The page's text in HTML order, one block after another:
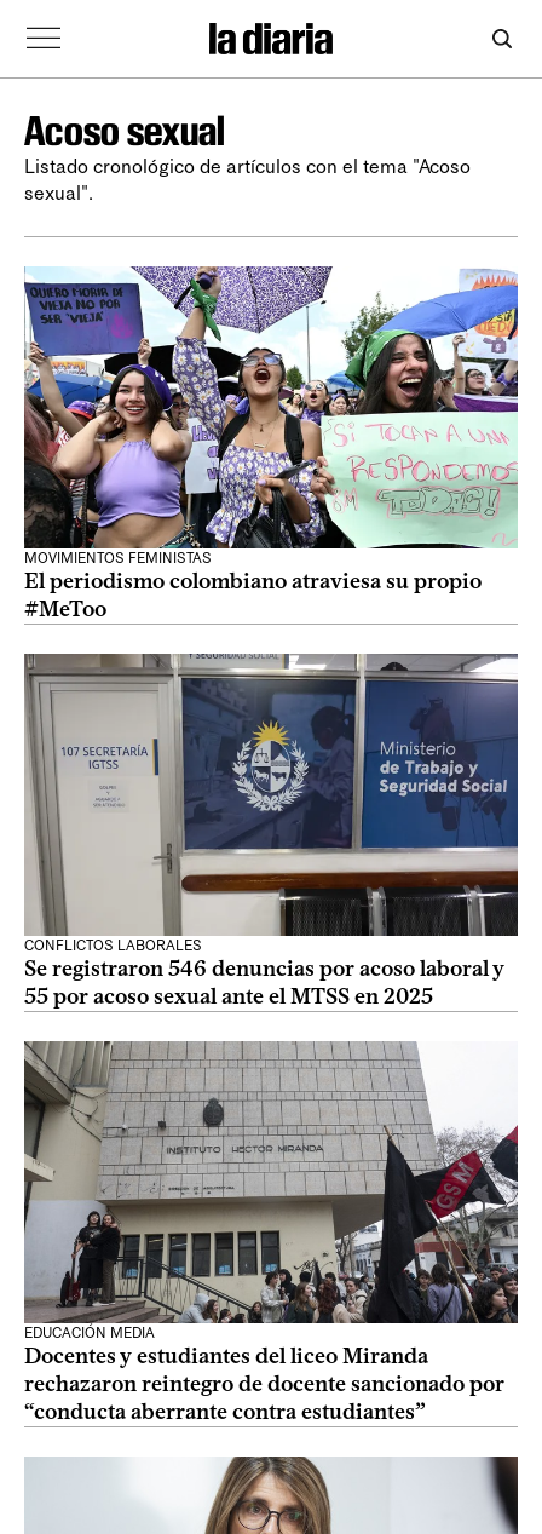
Acoso sexual
Listado cronológico de artículos con el tema "Acoso
sexual".
MOVIMIENTOS FEMINISTAS
El periodismo colombiano atraviesa su propio
#MeToo
CONFLICTOS LABORALES
Se registraron 546 denuncias por acoso laboral y
55 por acoso sexual ante el MTSS en 2025
EDUCACIÓN MEDIA
Docentes y estudiantes del liceo Miranda
rechazaron reintegro de docente sancionado por
“conducta aberrante contra estudiantes”